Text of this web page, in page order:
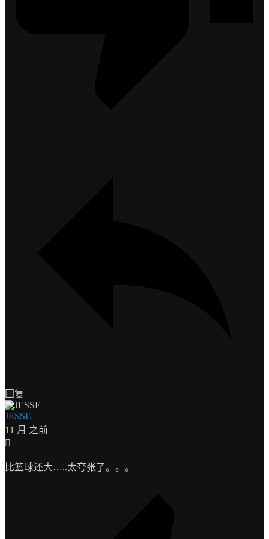
回复
JESSE
11 月 之前
比篮球还大…..太夸张了。。。